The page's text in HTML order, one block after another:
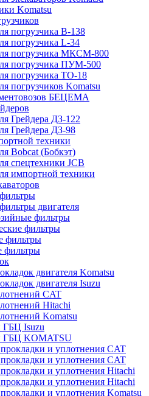
Komatsu
погрузчика B-138
погрузчика L-34
погрузчика МКСМ-800
погрузчика ПУМ-500
погрузчика ТО-18
погрузчиков Komatsu
БЕЦЕМА
Грейдера ДЗ-122
Грейдера ДЗ-98
техники
Bobcat (Бобкэт)
спецтехники JCB
импортной техники
двигателя
фильтры
фильтры
фильтры
фильтры
двигателя Komatsu
двигателя Isuzu
CAT
Hitachi
Komatsu
ГБЦ Isuzu
ГБЦ KOMATSU
и уплотнения CAT
и уплотнения CAT
и уплотнения Hitachi
и уплотнения Hitachi
и уплотнения Komatsu